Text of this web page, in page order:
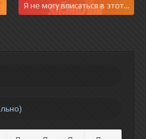
Я не могу вписаться в этот мир